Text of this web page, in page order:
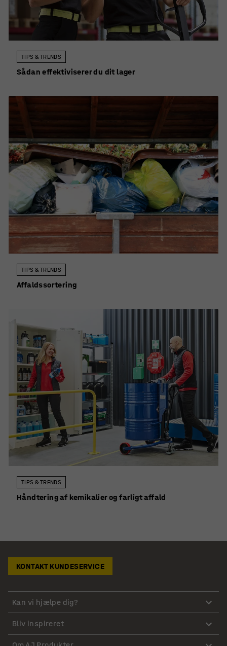
TIPS & TRENDS
Sådan effektiviserer du dit lager
TIPS & TRENDS
Affaldssortering
TIPS & TRENDS
Håndtering af kemikalier og farligt affald
KONTAKT KUNDESERVICE
Kan vi hjælpe dig?
Bliv inspireret